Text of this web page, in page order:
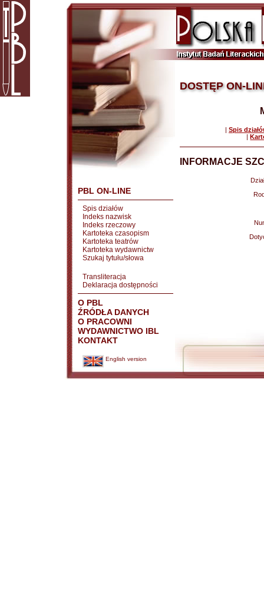
PBL ON-LINE
Spis działów
Indeks nazwisk
Indeks rzeczowy
Kartoteka czasopism
Kartoteka teatrów
Kartoteka wydawnictw
Szukaj tytułu/słowa
Transliteracja
Deklaracja dostępności
O PBL
ŹRÓDŁA DANYCH
O PRACOWNI
WYDAWNICTWO IBL
KONTAKT
English version
DOSTĘP ON-
| Spis
|
INFORMACJE